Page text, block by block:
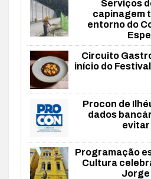
Serviços
capinagem
entorno do
Circuito
início do
Procon de
dados
evitar
Programação
Cultura
Jorge